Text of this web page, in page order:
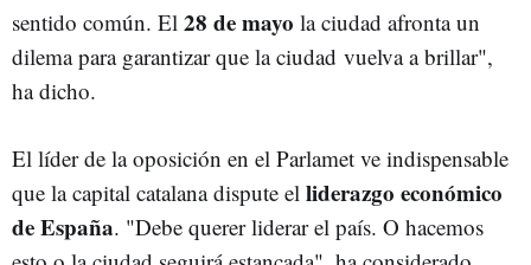
sentido común. El 28 de mayo la ciudad afronta un
dilema para garantizar que la ciudad vuelva a brillar",
ha dicho.
El líder de la oposición en el Parlamet ve indispensable
que la capital catalana dispute el liderazgo económico
de España. "Debe querer liderar el país. O hacemos